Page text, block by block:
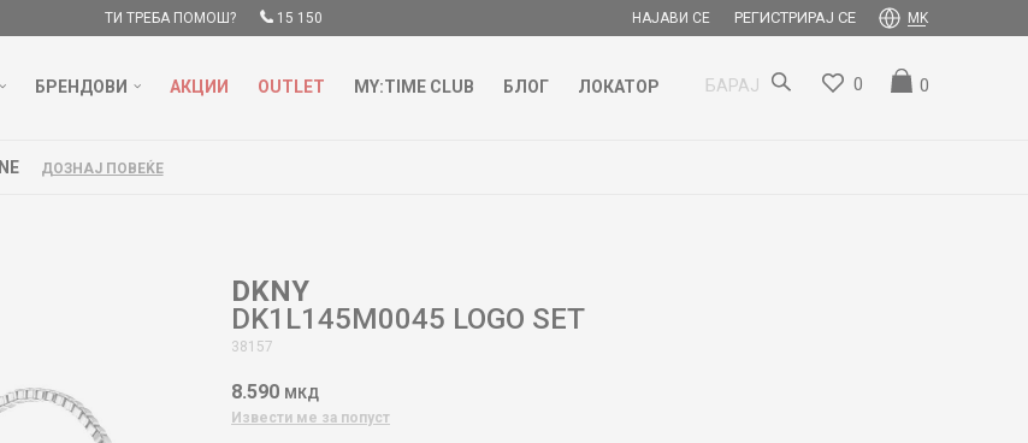
ТИ ТРЕБА ПОМОШ? 15 150 НАЈАВИ СЕ РЕГИСТРИРАЈ СЕ MK
БРЕНДОВИ АКЦИИ OUTLET MY:TIME CLUB БЛОГ ЛОКАТОР БАРАЈ 0
0
БЕСПЛАТНА ДОСТАВА НАД 3000 ден
DKNY
DK1L145M0045 LOGO SET
38157
8.590 МКД
Извести ме за попуст